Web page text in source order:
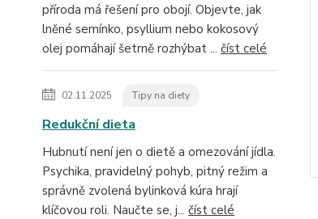
příroda má řešení pro obojí. Objevte, jak
lněné semínko, psyllium nebo kokosový
olej pomáhají šetrně rozhýbat ... číst celé
02.11.2025 Tipy na diety
Redukční dieta
Hubnutí není jen o dietě a omezování jídla.
Psychika, pravidelný pohyb, pitný režim a
správně zvolená bylinková kúra hrají
klíčovou roli. Naučte se, j... číst celé